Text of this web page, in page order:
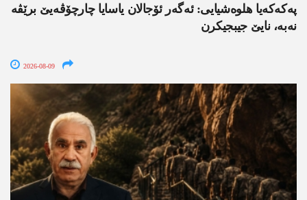
په‌كه‌كه‌یا هلوه‌شیایی: ئەگەر ئۆجالان یاسایا چارچۆڤەیێ برێڤە
نه‌به‌، نایێ جیبجیکرن
2026-08-09